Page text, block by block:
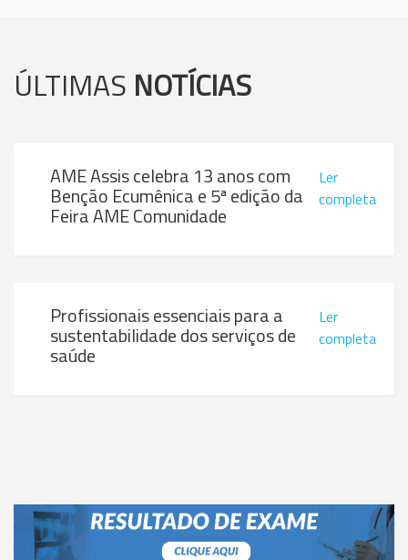
ÚLTIMAS NOTÍCIAS
AME Assis celebra 13 anos com
Benção Ecumênica e 5ª edição da
Feira AME Comunidade
Ler
completa
Profissionais essenciais para a
sustentabilidade dos serviços de
saúde
Ler
completa